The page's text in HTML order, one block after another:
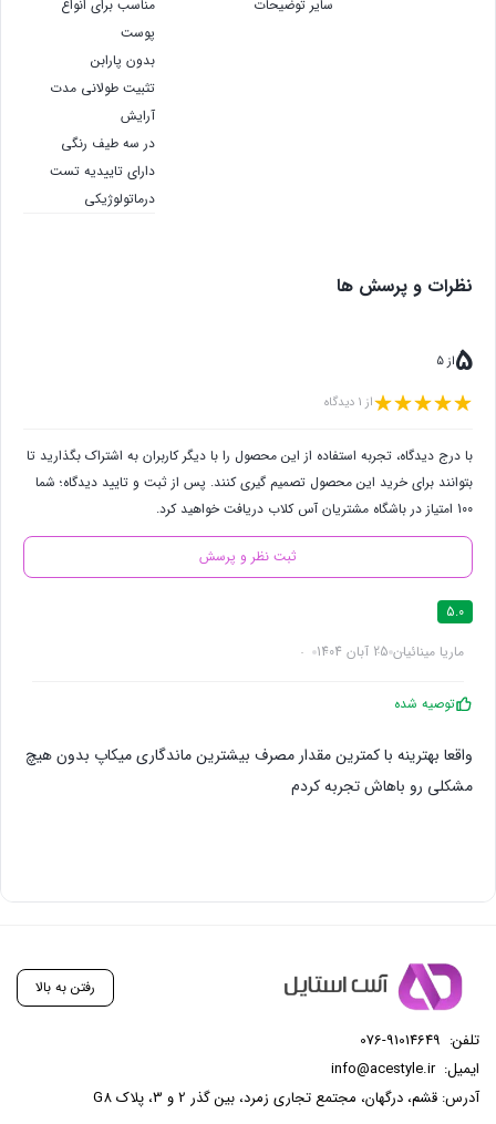
سایر توضیحات
مناسب برای انواع
پوست
بدون پارابن
تثبیت طولانی مدت
آرایش
در سه طیف رنگی
دارای تاییدیه تست
درماتولوژیکی
نظرات و پرسش ها
5از 5
از 1 دیدگاه
با درج دیدگاه، تجربه استفاده از این محصول را با دیگر کاربران به اشتراک بگذارید تا
بتوانند برای خرید این محصول تصمیم گیری کنند. پس از ثبت و تایید دیدگاه؛ شما
100 امتیاز در باشگاه مشتریان آس کلاب دریافت خواهید کرد.
ثبت نظر و پرسش
5.0
ماریا مینائیان 25 آبان 1404
توصیه شده
واقعا بهترینه با کمترین مقدار مصرف بیشترین ماندگاری میکاپ بدون هیچ
مشکلی رو باهاش تجربه کردم
رفتن به بالا
تلفن: 076-91014649
ایمیل:info@acestyle.ir
آدرس: قشم، درگهان، مجتمع تجاری زمرد، بین گذر 2 و 3، پلاک G8